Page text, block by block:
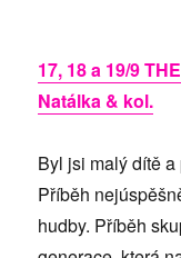
17, 18 a 19/9
Natálka & kol.
Byl jsi malý dítě
Příběh
hudby. Příběh